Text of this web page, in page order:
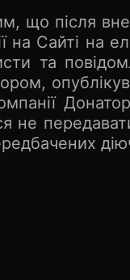
що після
на Сайті
та
не